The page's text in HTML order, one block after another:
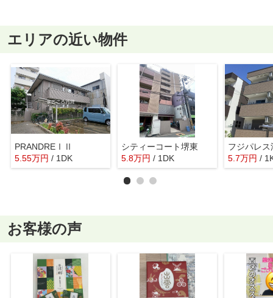
エリアの近い物件
PRANDREⅠⅡ
5.55万円 / 1DK
シティーコート堺東
5.8万円 / 1DK
フジパレ
5.7万円 /
お客様の声